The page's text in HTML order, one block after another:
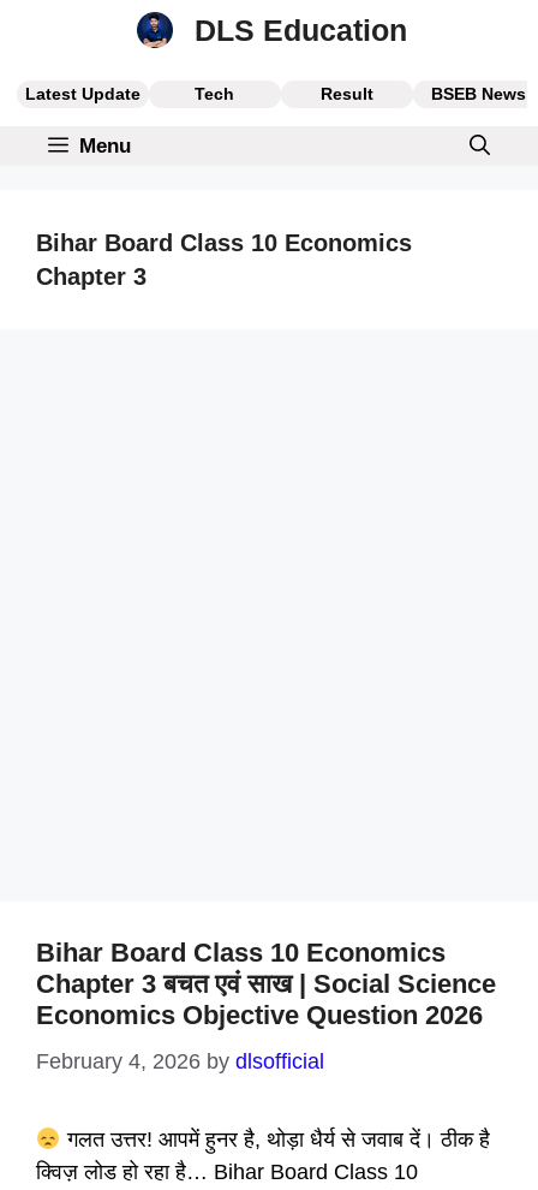
DLS Education
Latest Update Tech Result BSEB News
Menu
Bihar Board Class 10 Economics
Chapter 3
Bihar Board Class 10 Economics
Chapter 3 बचत एवं साख | Social Science
Economics Objective Question 2026
February 4, 2026 by dlsofficial
गलत उत्तर! आपमें हुनर है, थोड़ा धैर्य से जवाब दें। ठीक है
क्विज़ लोड हो रहा है… Bihar Board Class 10